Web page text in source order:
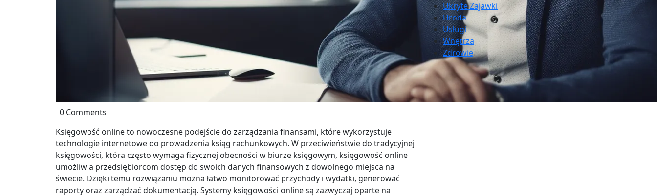
0 Comments
Księgowość online to nowoczesne podejście do zarządzania finansami, które wykorzystuje
technologie internetowe do prowadzenia ksiąg rachunkowych. W przeciwieństwie do tradycyjnej
księgowości, która często wymaga fizycznej obecności w biurze księgowym, księgowość online
umożliwia przedsiębiorcom dostęp do swoich danych finansowych z dowolnego miejsca na
świecie. Dzięki temu rozwiązaniu można łatwo monitorować przychody i wydatki, generować
raporty oraz zarządzać dokumentacją. Systemy księgowości online są zazwyczaj oparte na
Ukryte Zajawki
Uroda
Usługi
Wnętrza
Zdrowie